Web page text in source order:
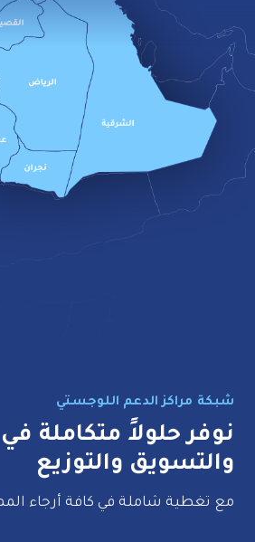
شبكة مراكز الدعم اللوجستي
نوفر حلولاً متكاملة
والتسويق والتوزيع
مع تغطية شاملة في كافة أرجاء